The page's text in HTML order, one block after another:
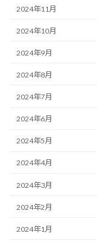
2024年11月
2024年10月
2024年9月
2024年8月
2024年7月
2024年6月
2024年5月
2024年4月
2024年3月
2024年2月
2024年1月